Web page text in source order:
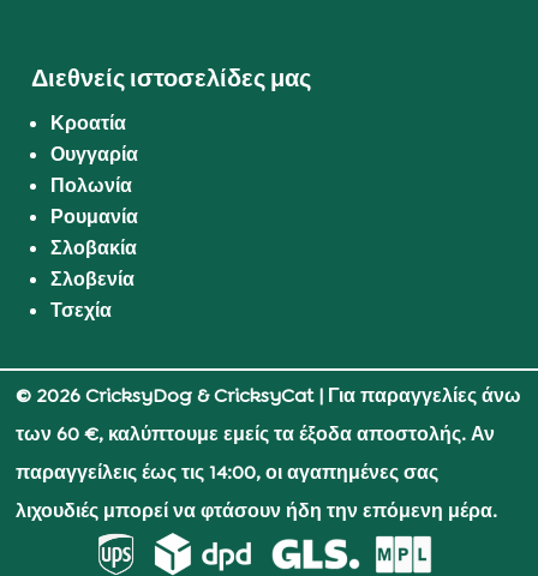
Διεθνείς ιστοσελίδες μας
Κροατία
Ουγγαρία
Πολωνία
Ρουμανία
Σλοβακία
Σλοβενία
Τσεχία
© 2026 CricksyDog & CricksyCat| Για παραγγελίες άνω
των 60 €, καλύπτουμε εμείς τα έξοδα αποστολής. Αν
παραγγείλεις έως τις 14:00, οι αγαπημένες σας
λιχουδιές μπορεί να φτάσουν ήδη την επόμενη μέρα.